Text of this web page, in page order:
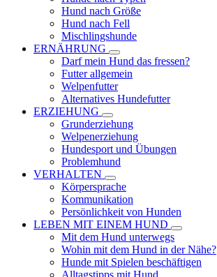
Hund nach Größe
Hund nach Fell
Mischlingshunde
ERNÄHRUNG
Darf mein Hund das fressen?
Futter allgemein
Welpenfutter
Alternatives Hundefutter
ERZIEHUNG
Grunderziehung
Welpenerziehung
Hundesport und Übungen
Problemhund
VERHALTEN
Körpersprache
Kommunikation
Persönlichkeit von Hunden
LEBEN MIT EINEM HUND
Mit dem Hund unterwegs
Wohin mit dem Hund in der Nähe?
Hunde mit Spielen beschäftigen
Alltagstipps mit Hund